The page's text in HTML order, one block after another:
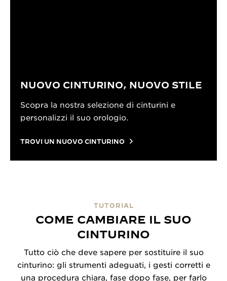
NUOVO CINTURINO, NUOVO STILE
Scopra la nostra selezione di cinturini e
personalizzi il suo orologio.
TROVI UN NUOVO CINTURINO
TUTORIAL
COME CAMBIARE IL SUO
CINTURINO
Tutto ciò che deve sapere per sostituire il suo
cinturino: gli strumenti adeguati, i gesti corretti e
una procedura chiara, fase dopo fase, per farlo